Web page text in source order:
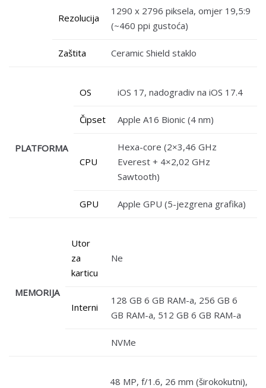
Rezolucija
1290 x 2796 piksela, omjer 19,5:9
(~460 ppi gustoća)
Zaštita Ceramic Shield staklo
PLATFORMA
OS iOS 17, nadogradiv na iOS 17.4
Čipset Apple A16 Bionic (4 nm)
CPU
Hexa-core (2×3,46 GHz
Everest + 4×2,02 GHz
Sawtooth)
GPU Apple GPU (5-jezgrena grafika)
MEMORIJA
Utor
za
karticu
Ne
Interni
128 GB 6 GB RAM-a, 256 GB 6
GB RAM-a, 512 GB 6 GB RAM-a
NVMe
48 MP, f/1.6, 26 mm (širokokutni),